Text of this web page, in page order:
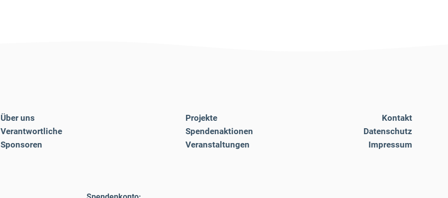
Über uns
Verantwortliche
Sponsoren
Projekte
Spendenaktionen
Veranstaltungen
Kontakt
Datenschutz
Impressum